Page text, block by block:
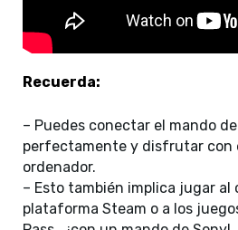
Recuerda:
– Puedes conectar el mando
perfectamente y disfrutar con
ordenador.
– Esto también implica jugar al
plataforma Steam o a los